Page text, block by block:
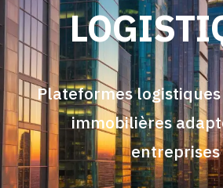
Plateformes
immobilières
entreprises